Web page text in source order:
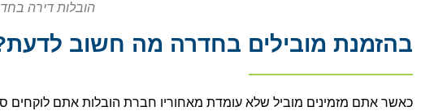
הובלות דירה
בהזמנת מובילים בחדרה מה חשוב
כאשר אתם מזמינים מוביל שלא עומדת מאחוריו חברת הובלות אתם לוקחים